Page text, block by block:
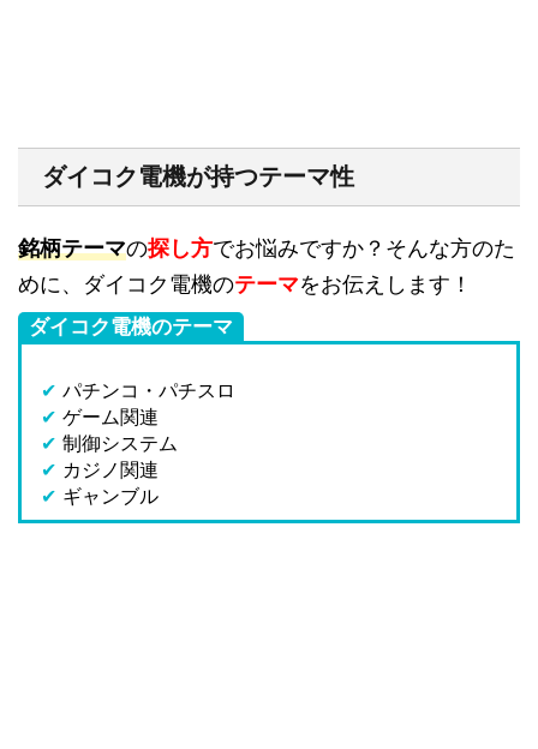
ダイコク電機が持つテーマ性
銘柄テーマの探し方でお悩みですか？そんな方のた
めに、ダイコク電機のテーマをお伝えします！
ダイコク電機のテーマ
✔ パチンコ・パチスロ
✔ ゲーム関連
✔ 制御システム
✔ カジノ関連
✔ ギャンブル